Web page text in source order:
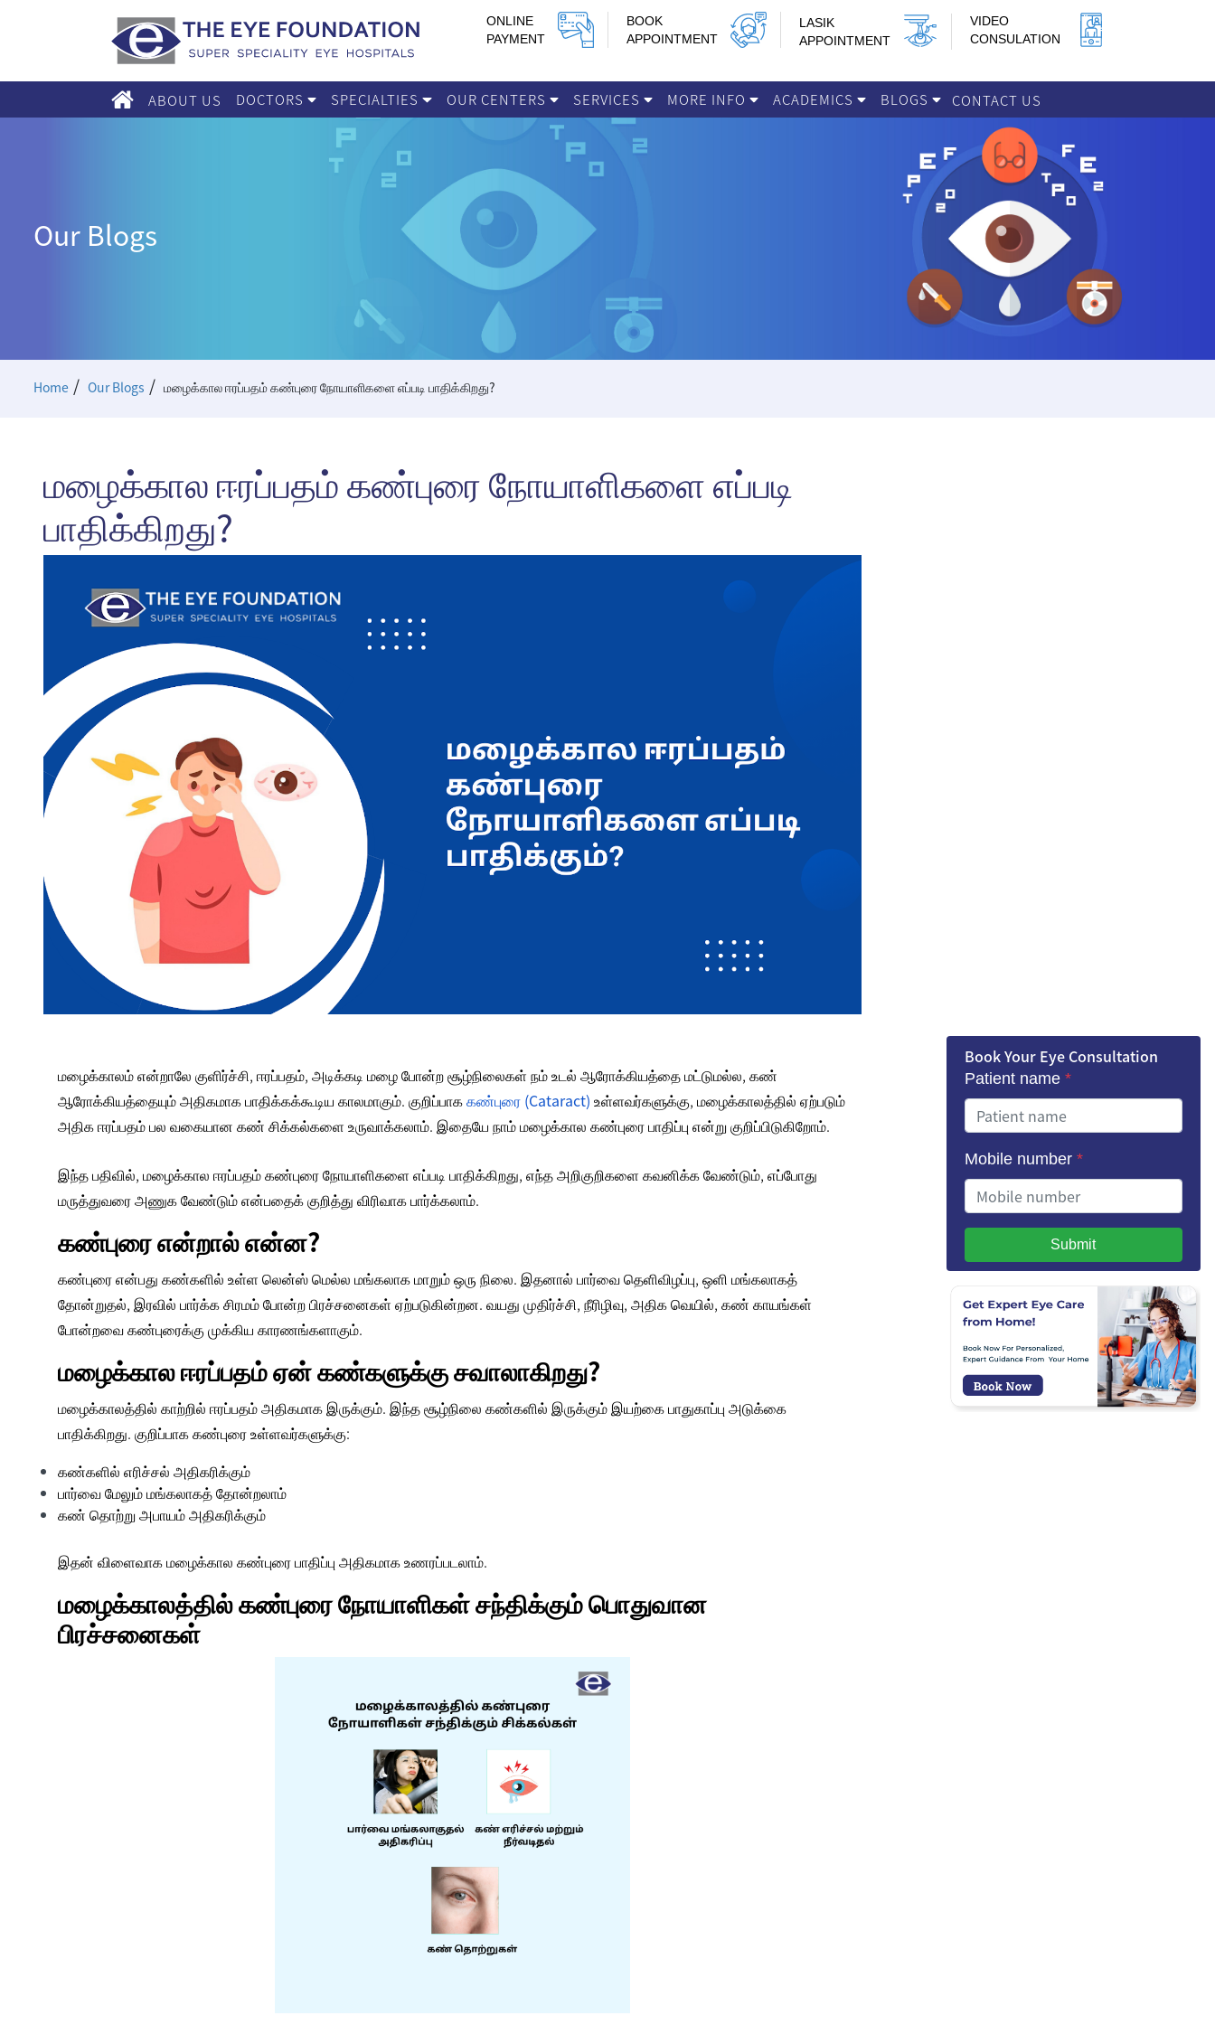
ONLINE
PAYMENT
BOOK
APPOINTMENT
LASIK
APPOINTMENT
VIDEO
CONSULATION
ABOUT US DOCTORS SPECIALTIES OUR CENTERS SERVICES MORE INFO ACADEMICS BLOGS CONTACT US
Our Blogs
Home / Our Blogs / மழைக்கால ஈரப்பதம் கண்புரை நோயாளிகளை எப்படி பாதிக்கிறது?
மழைக்கால ஈரப்பதம் கண்புரை நோயாளிகளை எப்படி
பாதிக்கிறது?
மழைக்காலம் என்றாலே குளிர்ச்சி, ஈரப்பதம், அடிக்கடி மழை போன்ற சூழ்நிலைகள் நம் உடல் ஆரோக்கியத்தை மட்டுமல்ல, கண்
ஆரோக்கியத்தையும் அதிகமாக பாதிக்கக்கூடிய காலமாகும். குறிப்பாககண்புரை (Cataract) உள்ளவர்களுக்கு, மழைக்காலத்தில் ஏற்படும்
அதிக ஈரப்பதம் பல வகையான கண் சிக்கல்களை உருவாக்கலாம். இதையே நாம்மழைக்கால கண்புரை பாதிப்பு என்று குறிப்பிடுகிறோம்.
இந்த பதிவில், மழைக்கால ஈரப்பதம் கண்புரை நோயாளிகளை எப்படி பாதிக்கிறது, எந்த அறிகுறிகளை கவனிக்க வேண்டும், எப்போது
மருத்துவரை அணுக வேண்டும் என்பதைக் குறித்து விரிவாக பார்க்கலாம்.
கண்புரை என்றால் என்ன?
கண்புரை என்பது கண்களில் உள்ள லென்ஸ் மெல்ல மங்கலாக மாறும் ஒரு நிலை. இதனால் பார்வை தெளிவிழப்பு, ஒளி மங்கலாகத்
தோன்றுதல், இரவில் பார்க்க சிரமம் போன்ற பிரச்சனைகள் ஏற்படுகின்றன. வயது முதிர்ச்சி, நீரிழிவு, அதிக வெயில், கண் காயங்கள்
போன்றவை கண்புரைக்கு முக்கிய காரணங்களாகும்.
மழைக்கால ஈரப்பதம் ஏன் கண்களுக்கு சவாலாகிறது?
மழைக்காலத்தில் காற்றில் ஈரப்பதம் அதிகமாக இருக்கும். இந்த சூழ்நிலை கண்களில் இருக்கும் இயற்கை பாதுகாப்பு அடுக்கை
பாதிக்கிறது. குறிப்பாக கண்புரை உள்ளவர்களுக்கு:
கண்களில் எரிச்சல் அதிகரிக்கும்
பார்வை மேலும் மங்கலாகத் தோன்றலாம்
கண் தொற்று அபாயம் அதிகரிக்கும்
இதன் விளைவாகமழைக்கால கண்புரை பாதிப்பு அதிகமாக உணரப்படலாம்.
மழைக்காலத்தில் கண்புரை நோயாளிகள் சந்திக்கும் பொதுவான
பிரச்சனைகள்
Book Your Eye Consultation
Patient name *
Mobile number *
Submit